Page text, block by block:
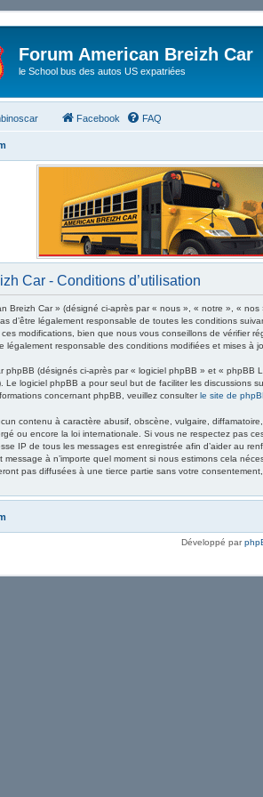
Forum American Breizh Car
le School bus des autos US expatriées
Facebook FAQ
Car - Conditions d’utilisation
Breizh Car » (désigné ci-après par « nous », « notre », «
d’être légalement responsable de toutes les conditions
modifications, bien que nous vous conseillons de vérifier
légalement responsable des conditions modifiées et mises à
phpBB (désignés ci-après par « logiciel phpBB » et « phpBB
Le logiciel phpBB a pour seul but de faciliter les
concernant phpBB, veuillez consulterle site de
contenu à caractère abusif, obscène, vulgaire,
ou encore la loi internationale. Si vous ne respectez pas
IP de tous les messages est enregistrée afin d’aider au
message à n’importe quel moment si nous estimons cela
pas diffusées à une tierce partie sans votre
Développé par